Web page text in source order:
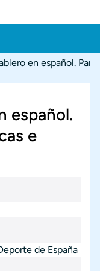
en español.
español.
e
de España